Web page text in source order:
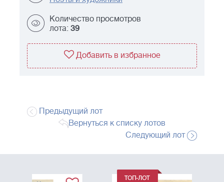
Количество просмотров
лота: 39
Добавить в избранное
Предыдущий лот
Вернуться к списку лотов
Следующий лот